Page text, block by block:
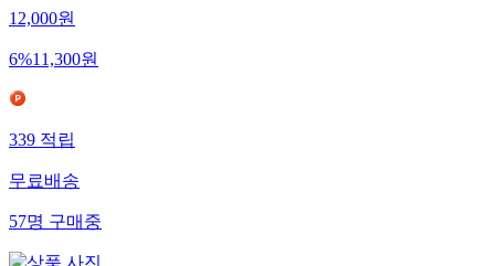
12,000원
6%11,300원
339적립
무료배송
57명구매중